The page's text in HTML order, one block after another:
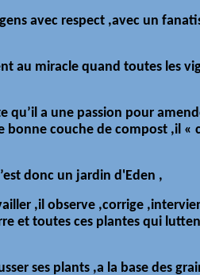
avec respect ,avec un
au miracle quand toutes les
qu’il a une passion pour
bonne couche de compost ,il «
donc un jardin d'Eden ,
,il observe ,corrige
et toutes ces plantes qui
ses plants ,a la base des